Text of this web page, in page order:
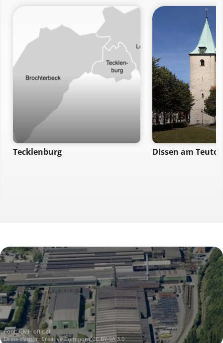
Tecklenburg Dissen am
Font:GMH official
Drets d'autor:Creative Commons CC BY-SA 3.0